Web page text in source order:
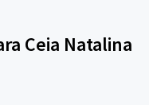
Ceia Natalina